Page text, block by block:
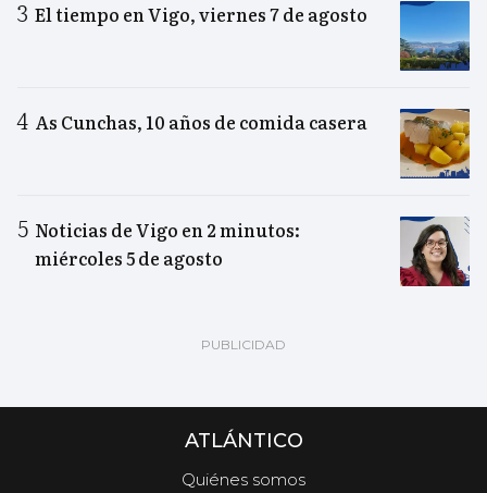
El tiempo en Vigo, viernes 7 de agosto
As Cunchas, 10 años de comida casera
Noticias de Vigo en 2 minutos:
miércoles 5 de agosto
ATLÁNTICO
Quiénes somos